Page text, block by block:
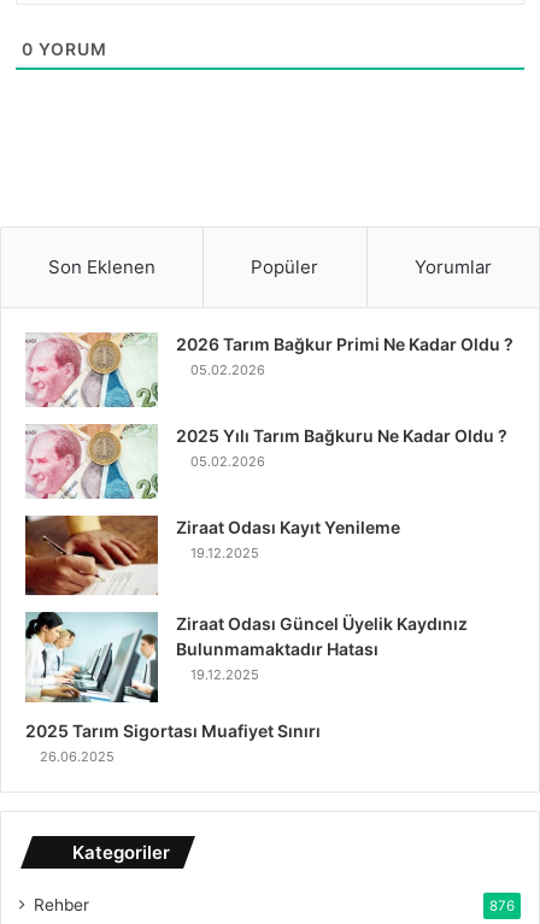
0 YORUM
Son Eklenen Popüler Yorumlar
2026 Tarım Bağkur Primi Ne Kadar Oldu ?
05.02.2026
2025 Yılı Tarım Bağkuru Ne Kadar Oldu ?
05.02.2026
Ziraat Odası Kayıt Yenileme
19.12.2025
Ziraat Odası Güncel Üyelik Kaydınız
Bulunmamaktadır Hatası
19.12.2025
2025 Tarım Sigortası Muafiyet Sınırı
26.06.2025
Kategoriler
Rehber 876